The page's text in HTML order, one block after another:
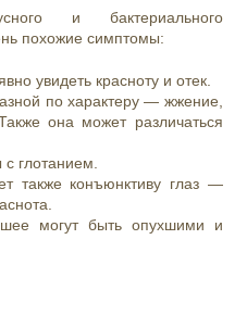
и бактериального
похожие симптомы:
увидеть красноту и отек.
по характеру — жжение,
она может различаться
глотанием.
также конъюнктиву глаз —
могут быть опухшими и